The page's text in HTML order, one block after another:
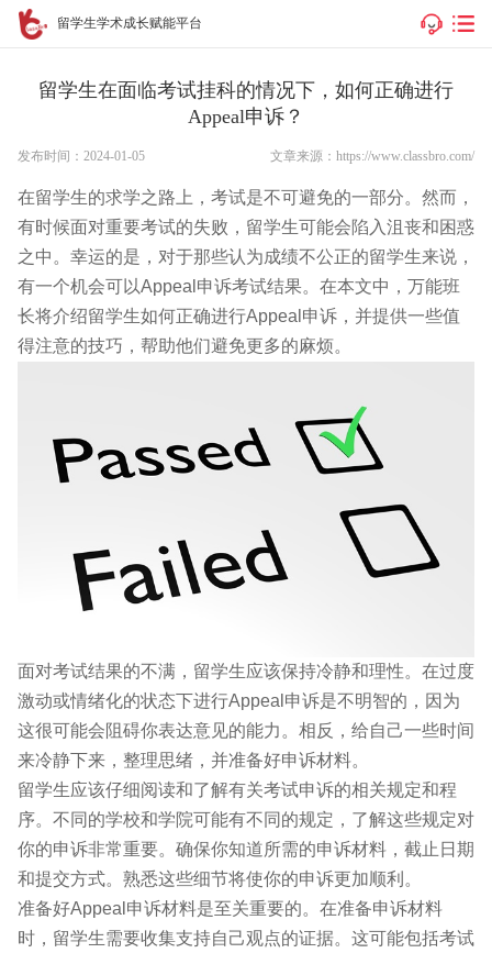
留学生学术成长赋能平台
留学生在面临考试挂科的情况下，如何正确进行
Appeal申诉？
发布时间：2024-01-05 文章来源：https://www.classbro.com/
在留学生的求学之路上，考试是不可避免的一部分。然而，
有时候面对重要考试的失败，留学生可能会陷入沮丧和困惑
之中。幸运的是，对于那些认为成绩不公正的留学生来说，
有一个机会可以Appeal申诉考试结果。在本文中，万能班
长将介绍留学生如何正确进行Appeal申诉，并提供一些值
得注意的技巧，帮助他们避免更多的麻烦。
面对考试结果的不满，留学生应该保持冷静和理性。在过度
激动或情绪化的状态下进行Appeal申诉是不明智的，因为
这很可能会阻碍你表达意见的能力。相反，给自己一些时间
来冷静下来，整理思绪，并准备好申诉材料。
留学生应该仔细阅读和了解有关考试申诉的相关规定和程
序。不同的学校和学院可能有不同的规定，了解这些规定对
你的申诉非常重要。确保你知道所需的申诉材料，截止日期
和提交方式。熟悉这些细节将使你的申诉更加顺利。
准备好Appeal申诉材料是至关重要的。在准备申诉材料
时，留学生需要收集支持自己观点的证据。这可能包括考试